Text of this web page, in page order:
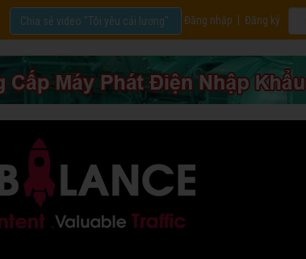
Đăng nhập Đăng ký
Chia sẻ video "Tôi yêu cải lương".